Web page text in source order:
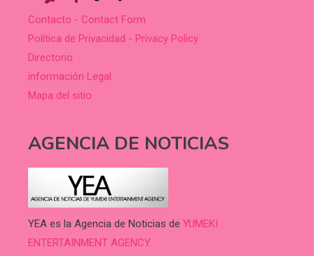
Contacto - Contact Form
Política de Privacidad - Privacy Policy
Directorio
información Legal
Mapa del sitio
AGENCIA DE NOTICIAS
YEA es la Agencia de Noticias de YUMEKI
ENTERTAINMENT AGENCY.